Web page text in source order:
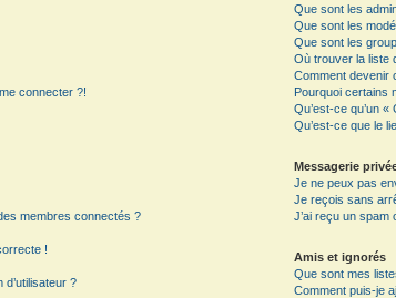
connecter ?!
membres connectés ?
!
?
Que sont les
Que sont les
Que sont les
Où trouver la liste
Comment devenir
Pourquoi certains
Qu’est-ce qu’un
Qu’est-ce que le
Messagerie
Je ne peux pas
Je reçois sans
J’ai reçu un spam
Amis et ignorés
Que sont mes
Comment puis-je